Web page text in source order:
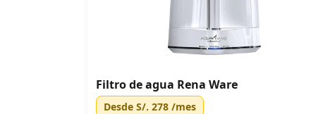
Filtro de agua Rena Ware
Desde S/. 278 /mes